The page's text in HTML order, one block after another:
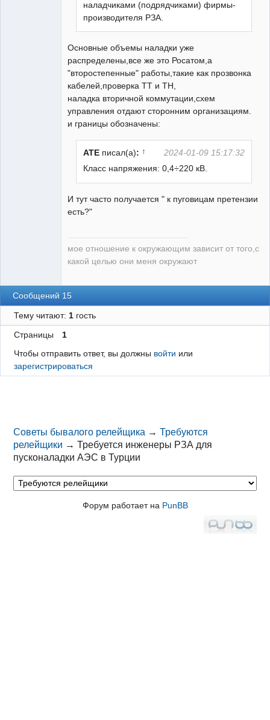
наладчиками (подрядчиками) фирмы-
производителя РЗА.
Основные объемы наладки уже
распределены,все же это Росатом,а
"второстепенные" работы,такие как прозвонка
кабелей,проверка ТТ и ТН,
наладка вторичной коммутации,схем
управления отдают сторонним организациям.
и границы обозначены:
ATE писал(а): ↑
2024-01-09 15:17:32
Класс напряжения: 0,4÷220 кВ.
И тут часто получается " к пуговицам претензии
есть?"
мое отношение к окружающим зависит от того,с
какой целью они меня окружают
Сообщений 15
Тему читают: 1гость
Страницы
1
Чтобы отправить ответ, вы должны войти или
зарегистрироваться
Советы бывалого релейщика →Требуются
релейщики →Требуется инженеры РЗА для
пусконаладки АЭС в Турции
Форум работает на PunBB